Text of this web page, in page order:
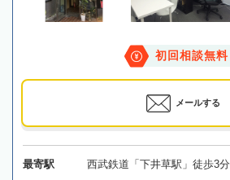
初回相談無料
メールする
最寄駅 西武鉄道「下井草駅」徒歩3分